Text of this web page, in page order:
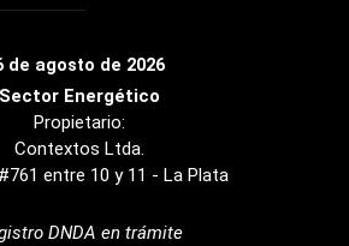
de agosto de 2026
Sector Energético
Propietario:
Contextos Ltda.
entre 10 y 11 - La Plata
DNDA en trámite